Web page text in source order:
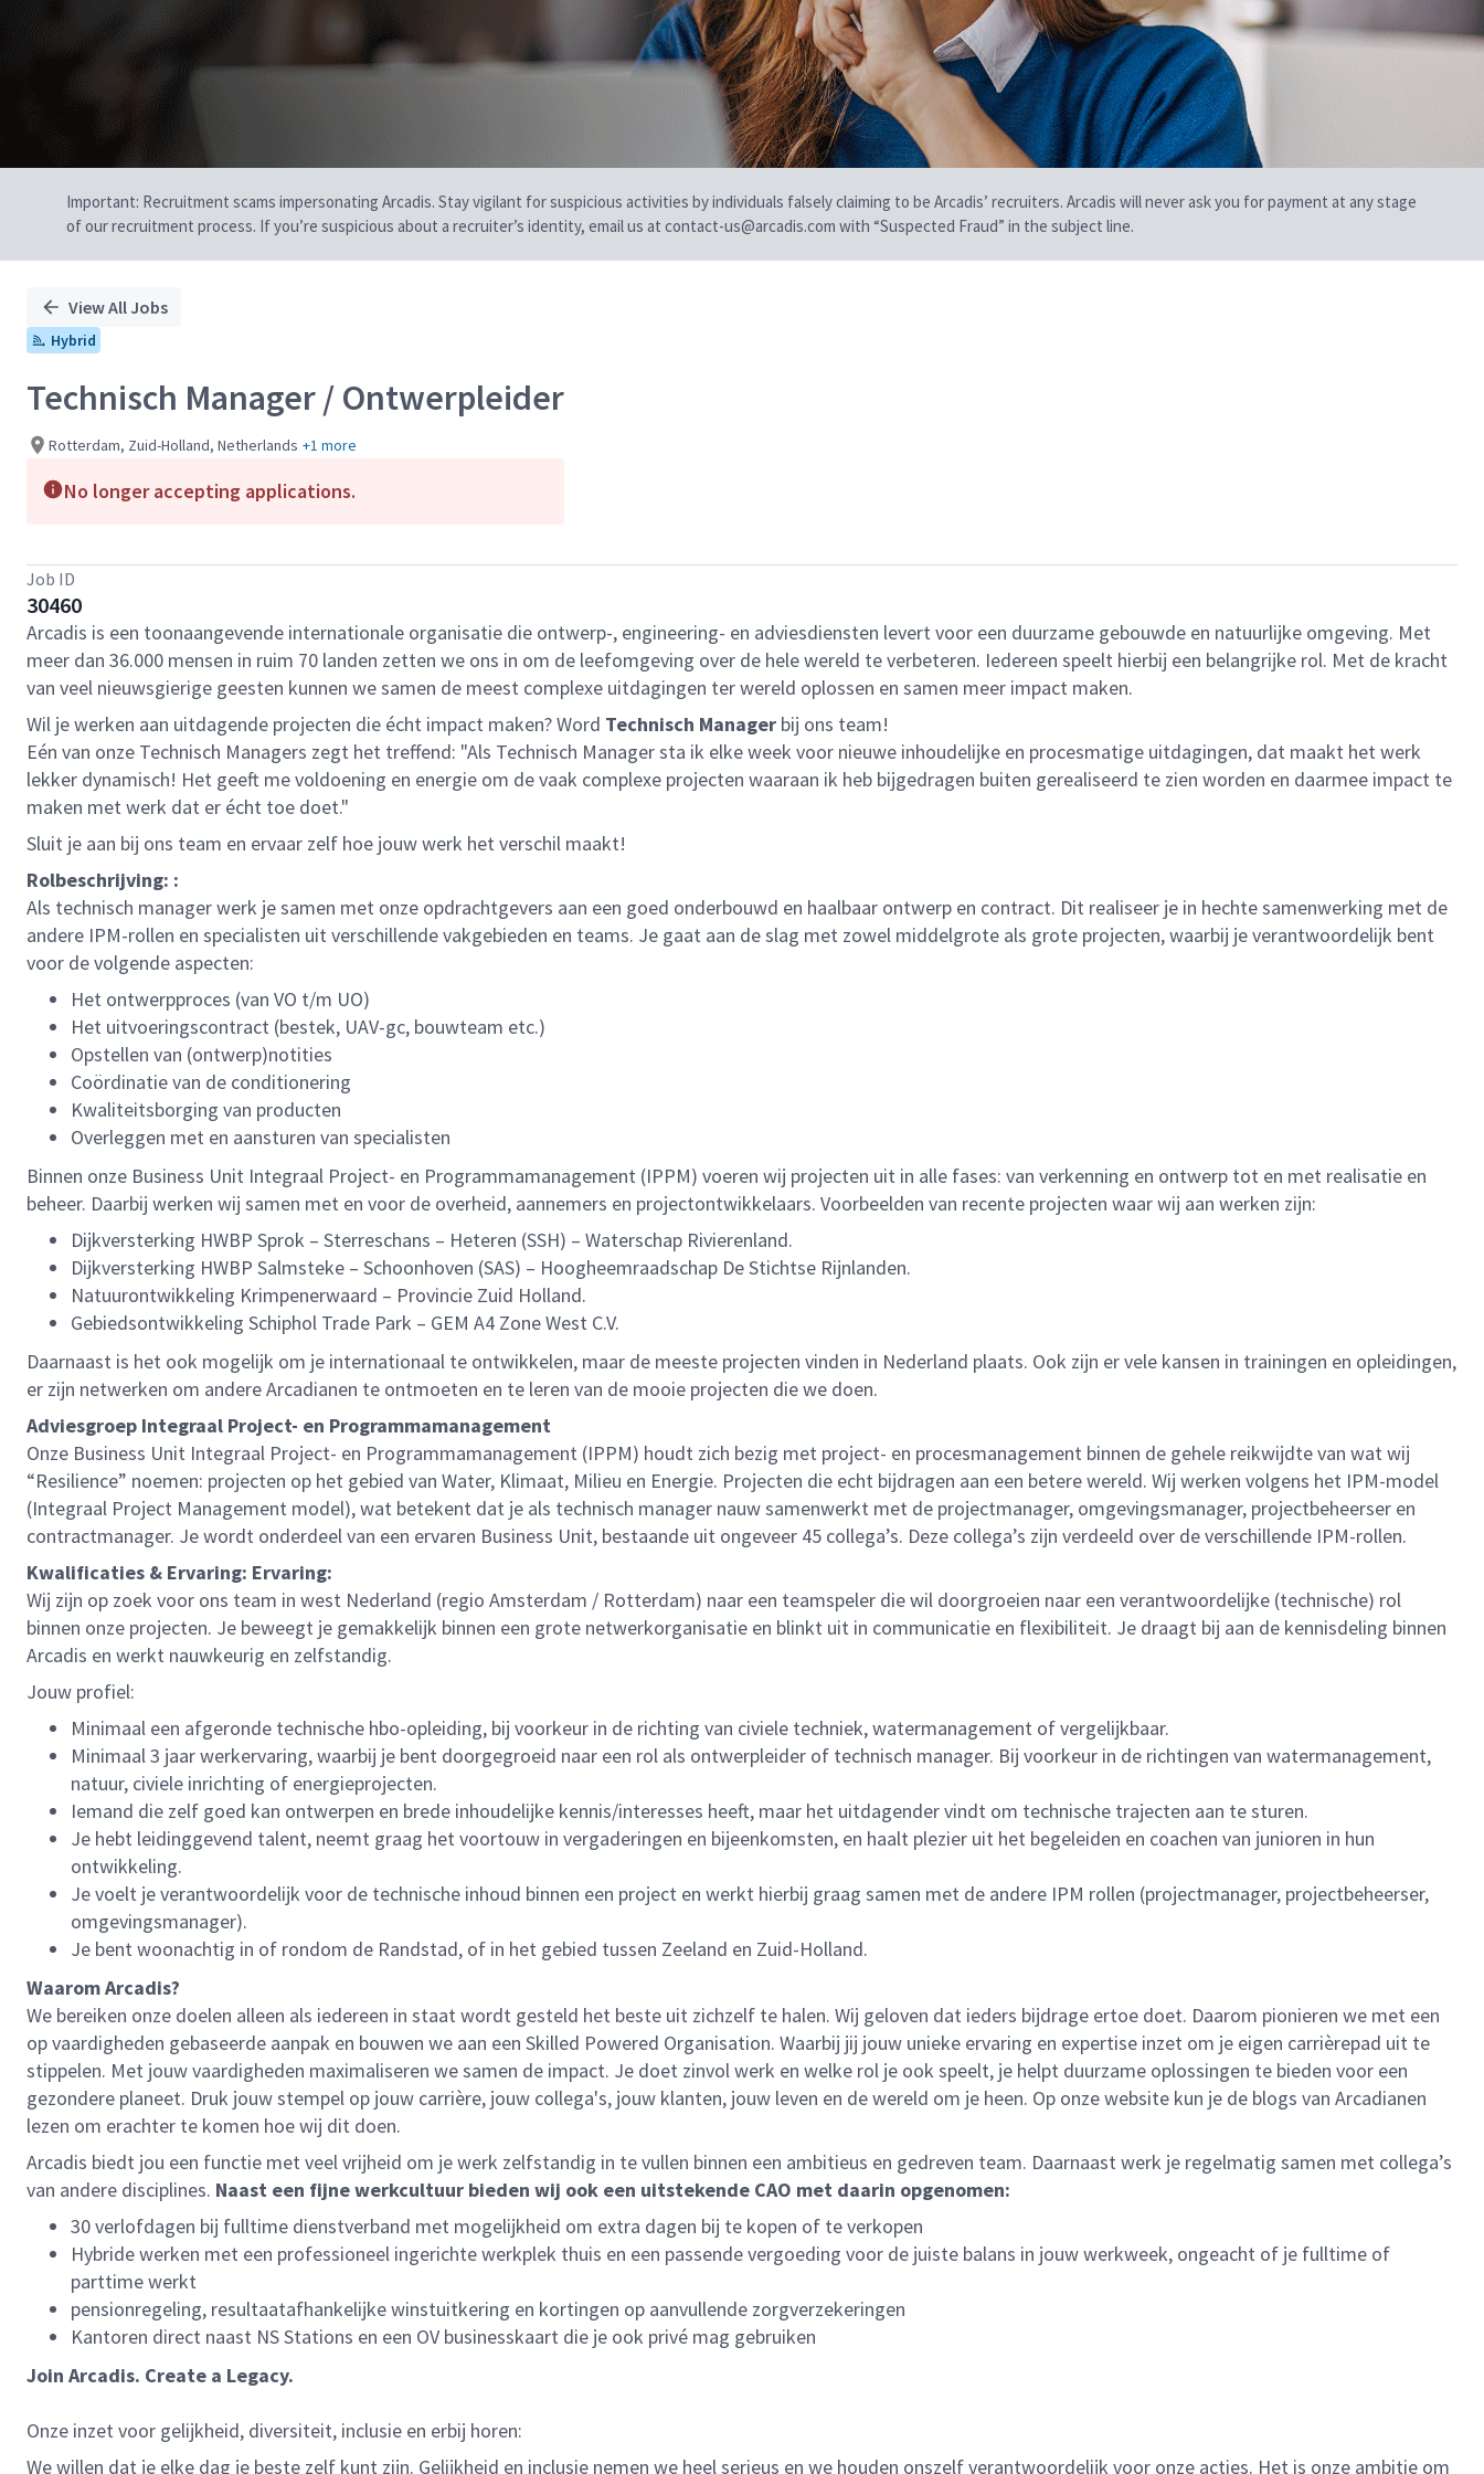
Important: Recruitment scams impersonating Arcadis. Stay vigilant for suspicious activities by individuals falsely claiming to be Arcadis’ recruiters. Arcadis will never ask you for payment at any stage
of our recruitment process. If you’re suspicious about a recruiter’s identity, email us at contact-us@arcadis.com with “Suspected Fraud” in the subject line.
View All Jobs
Hybrid
Technisch Manager / Ontwerpleider
Rotterdam, Zuid-Holland, Netherlands +1 more
No longer accepting applications.
Job ID
30460
Arcadis is een toonaangevende internationale organisatie die ontwerp-, engineering- en adviesdiensten levert voor een duurzame gebouwde en natuurlijke omgeving. Met
meer dan 36.000 mensen in ruim 70 landen zetten we ons in om de leefomgeving over de hele wereld te verbeteren. Iedereen speelt hierbij een belangrijke rol. Met de kracht
van veel nieuwsgierige geesten kunnen we samen de meest complexe uitdagingen ter wereld oplossen en samen meer impact maken.
Wil je werken aan uitdagende projecten die écht impact maken? Word Technisch Manager bij ons team!
Eén van onze Technisch Managers zegt het treffend: "Als Technisch Manager sta ik elke week voor nieuwe inhoudelijke en procesmatige uitdagingen, dat maakt het werk
lekker dynamisch! Het geeft me voldoening en energie om de vaak complexe projecten waaraan ik heb bijgedragen buiten gerealiseerd te zien worden en daarmee impact te
maken met werk dat er écht toe doet."
Sluit je aan bij ons team en ervaar zelf hoe jouw werk het verschil maakt!
Rolbeschrijving: :
Als technisch manager werk je samen met onze opdrachtgevers aan een goed onderbouwd en haalbaar ontwerp en contract. Dit realiseer je in hechte samenwerking met de
andere IPM-rollen en specialisten uit verschillende vakgebieden en teams. Je gaat aan de slag met zowel middelgrote als grote projecten, waarbij je verantwoordelijk bent
voor de volgende aspecten:
Het ontwerpproces (van VO t/m UO)
Het uitvoeringscontract (bestek, UAV-gc, bouwteam etc.)
Opstellen van (ontwerp)notities
Coördinatie van de conditionering
Kwaliteitsborging van producten
Overleggen met en aansturen van specialisten
Binnen onze Business Unit Integraal Project- en Programmamanagement (IPPM) voeren wij projecten uit in alle fases: van verkenning en ontwerp tot en met realisatie en
beheer. Daarbij werken wij samen met en voor de overheid, aannemers en projectontwikkelaars. Voorbeelden van recente projecten waar wij aan werken zijn:
Dijkversterking HWBP Sprok – Sterreschans – Heteren (SSH) – Waterschap Rivierenland.
Dijkversterking HWBP Salmsteke – Schoonhoven (SAS) – Hoogheemraadschap De Stichtse Rijnlanden.
Natuurontwikkeling Krimpenerwaard – Provincie Zuid Holland.
Gebiedsontwikkeling Schiphol Trade Park – GEM A4 Zone West C.V.
Daarnaast is het ook mogelijk om je internationaal te ontwikkelen, maar de meeste projecten vinden in Nederland plaats. Ook zijn er vele kansen in trainingen en opleidingen,
er zijn netwerken om andere Arcadianen te ontmoeten en te leren van de mooie projecten die we doen.
Adviesgroep Integraal Project- en Programmamanagement
Onze Business Unit Integraal Project- en Programmamanagement (IPPM) houdt zich bezig met project- en procesmanagement binnen de gehele reikwijdte van wat wij
“Resilience” noemen: projecten op het gebied van Water, Klimaat, Milieu en Energie. Projecten die echt bijdragen aan een betere wereld. Wij werken volgens het IPM-model
(Integraal Project Management model), wat betekent dat je als technisch manager nauw samenwerkt met de projectmanager, omgevingsmanager, projectbeheerser en
contractmanager. Je wordt onderdeel van een ervaren Business Unit, bestaande uit ongeveer 45 collega’s. Deze collega’s zijn verdeeld over de verschillende IPM-rollen.
Kwalificaties & Ervaring: Ervaring:
Wij zijn op zoek voor ons team in west Nederland (regio Amsterdam / Rotterdam) naar een teamspeler die wil doorgroeien naar een verantwoordelijke (technische) rol
binnen onze projecten. Je beweegt je gemakkelijk binnen een grote netwerkorganisatie en blinkt uit in communicatie en flexibiliteit. Je draagt bij aan de kennisdeling binnen
Arcadis en werkt nauwkeurig en zelfstandig.
Jouw profiel:
Minimaal een afgeronde technische hbo-opleiding, bij voorkeur in de richting van civiele techniek, watermanagement of vergelijkbaar.
Minimaal 3 jaar werkervaring, waarbij je bent doorgegroeid naar een rol als ontwerpleider of technisch manager. Bij voorkeur in de richtingen van watermanagement,
natuur, civiele inrichting of energieprojecten.
Iemand die zelf goed kan ontwerpen en brede inhoudelijke kennis/interesses heeft, maar het uitdagender vindt om technische trajecten aan te sturen.
Je hebt leidinggevend talent, neemt graag het voortouw in vergaderingen en bijeenkomsten, en haalt plezier uit het begeleiden en coachen van junioren in hun
ontwikkeling.
Je voelt je verantwoordelijk voor de technische inhoud binnen een project en werkt hierbij graag samen met de andere IPM rollen (projectmanager, projectbeheerser,
omgevingsmanager).
Je bent woonachtig in of rondom de Randstad, of in het gebied tussen Zeeland en Zuid-Holland.
Waarom Arcadis?
We bereiken onze doelen alleen als iedereen in staat wordt gesteld het beste uit zichzelf te halen. Wij geloven dat ieders bijdrage ertoe doet. Daarom pionieren we met een
op vaardigheden gebaseerde aanpak en bouwen we aan een Skilled Powered Organisation. Waarbij jij jouw unieke ervaring en expertise inzet om je eigen carrièrepad uit te
stippelen. Met jouw vaardigheden maximaliseren we samen de impact. Je doet zinvol werk en welke rol je ook speelt, je helpt duurzame oplossingen te bieden voor een
gezondere planeet. Druk jouw stempel op jouw carrière, jouw collega's, jouw klanten, jouw leven en de wereld om je heen. Op onze website kun je de blogs van Arcadianen
lezen om erachter te komen hoe wij dit doen.
Arcadis biedt jou een functie met veel vrijheid om je werk zelfstandig in te vullen binnen een ambitieus en gedreven team. Daarnaast werk je regelmatig samen met collega’s
van andere disciplines. Naast een fijne werkcultuur bieden wij ook een uitstekende CAO met daarin opgenomen:
30 verlofdagen bij fulltime dienstverband met mogelijkheid om extra dagen bij te kopen of te verkopen
Hybride werken met een professioneel ingerichte werkplek thuis en een passende vergoeding voor de juiste balans in jouw werkweek, ongeacht of je fulltime of
parttime werkt
pensionregeling, resultaatafhankelijke winstuitkering en kortingen op aanvullende zorgverzekeringen
Kantoren direct naast NS Stations en een OV businesskaart die je ook privé mag gebruiken
Join Arcadis. Create a Legacy.
Onze inzet voor gelijkheid, diversiteit, inclusie en erbij horen:
We willen dat je elke dag je beste zelf kunt zijn. Gelijkheid en inclusie nemen we heel serieus en we houden onszelf verantwoordelijk voor onze acties. Het is onze ambitie om